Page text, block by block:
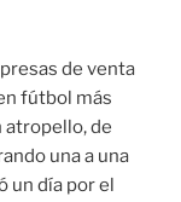
de venta
fútbol más
atropello, de
una a una
un día por el